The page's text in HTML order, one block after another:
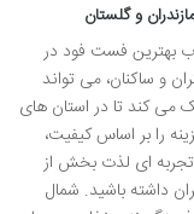
و گلستان
بهترین فست فود در
و ساکنان، می تواند
می کند تا در استان های
را بر اساس کیفیت،
تجربه ای لذت بخش از
داشته باشید. شمال